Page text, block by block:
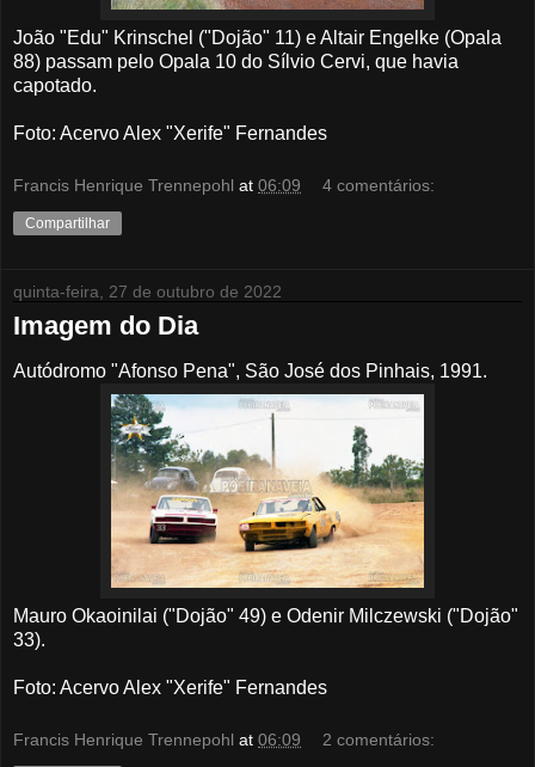
João "Edu" Krinschel ("Dojão" 11) e Altair Engelke (Opala
88) passam pelo Opala 10 do Sílvio Cervi, que havia
capotado.
Foto: Acervo Alex "Xerife" Fernandes
Francis Henrique Trennepohl at 06:09 4 comentários:
Compartilhar
quinta-feira, 27 de outubro de 2022
Imagem do Dia
Autódromo "Afonso Pena", São José dos Pinhais, 1991.
Mauro Okaoinilai ("Dojão" 49) e Odenir Milczewski ("Dojão"
33).
Foto: Acervo Alex "Xerife" Fernandes
Francis Henrique Trennepohl at 06:09 2 comentários: